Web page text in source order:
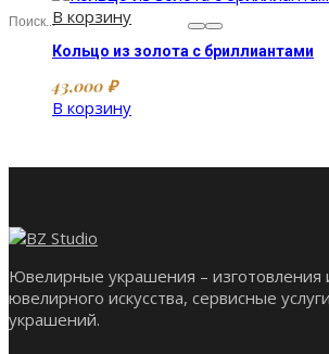
В корзину
Кольцо из золота с бриллиантами
43,000 ₽
В корзину
Ювелирные украшения – изготовления
ювелирного искусства, сервисные
украшений.